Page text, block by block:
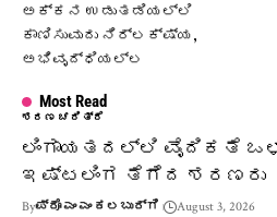
ಅಕ್ಕನ ಉಡುತಡಿಯಲ್ಲಿ
ಕಾಣಿಸುವುದು ನಿರ್ಲಕ್ಷ್ಯ,
ಅಭಿವೃದ್ಧಿಯಲ್ಲ
Most Read
ಶರಣ ಚರಿತ್ರೆ
ಲಿಂಗಾಯತದಲ್ಲಿ ವೈದಿಕತೆ
ಇಷ್ಟಲಿಂಗ ತೆಗೆದ ಶರಣರು
Byಪ್ರೊ ಎಂ ಎಂ ಕಲಬುರ್ಗಿ August 3, 2026